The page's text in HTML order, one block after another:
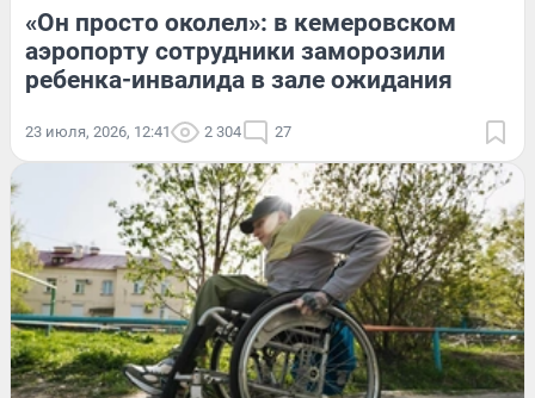
«Он просто околел»: в кемеровском
аэропорту сотрудники заморозили
ребенка-инвалида в зале ожидания
23 июля, 2026, 12:41 2 304 27